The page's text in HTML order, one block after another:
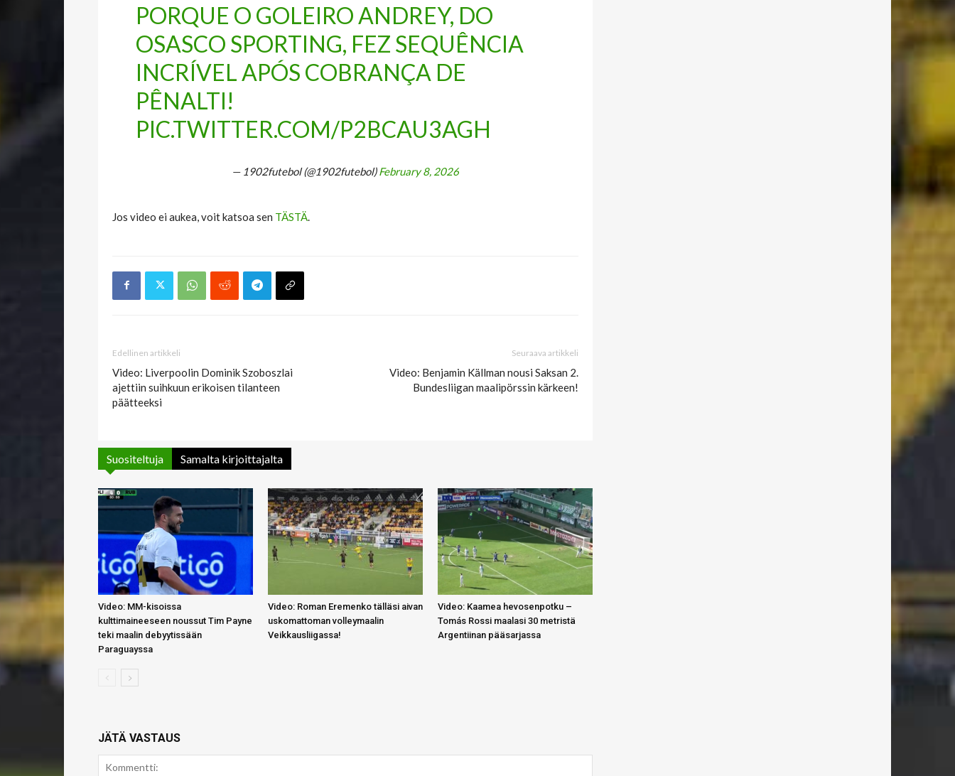
PORQUE O GOLEIRO ANDREY, DO
OSASCO SPORTING, FEZ SEQUÊNCIA
INCRÍVEL APÓS COBRANÇA DE
PÊNALTI!
PIC.TWITTER.COM/P2BCAU3AGH
— 1902futebol (@1902futebol) February 8, 2026
Jos video ei aukea, voit katsoa sen TÄSTÄ
Edellinen artikkeli
Video: Liverpoolin Dominik Szoboszlai
ajettiin suihkuun erikoisen tilanteen
päätteeksi
Seuraava artikkeli
Video: Benjamin Källman nousi Saksan 2.
Bundesliigan maalipörssin kärkeen!
Suositeltuja Samalta kirjoittajalta
Video: MM-kisoissa
kulttimaineeseen noussut Tim Payne
teki maalin debyytissään
Paraguayssa
Video: Roman Eremenko tälläsi aivan
uskomattoman volleymaalin
Veikkausliigassa!
Video: Kaamea hevosenpotku –
Tomás Rossi maalasi 30 metristä
Argentiinan pääsarjassa
JÄTÄ VASTAUS